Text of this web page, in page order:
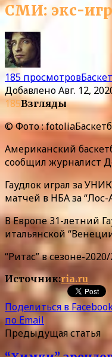
СМИ: экс-
185 просмотров
ДобавленоАвг. 12,
185Взгляды
© Фото :
Американский
сообщил журналист
Гаудлок играл за
матчей в НБА за
В Европе 31-летний
итальянской
“Ритас” в сезоне-
Источник:ria.ru
Поделиться в
по Email
Предыдущая статья